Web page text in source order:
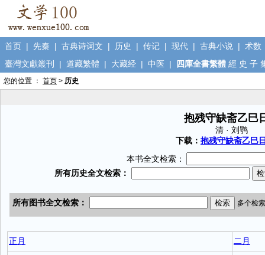
首页 | 先秦 | 古典诗词文 | 历史 | 传记 | 现代 | 古典小说 | 术数
臺灣文獻叢刊
| 道藏繁體 | 大藏经 | 中医 | 四庫全書繁體 經 史 子
您的位置 ： 首页 > 历史
抱残守缺斋乙巳
清 · 刘鹗
下载： 抱残守缺斋乙巳
本书全文检索：
正月 二月